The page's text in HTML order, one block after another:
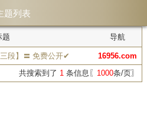
题列表
题 导航
段】〓 免费公开✔
16956.com
共搜索到了 1 条信息〖 1000条/页〗